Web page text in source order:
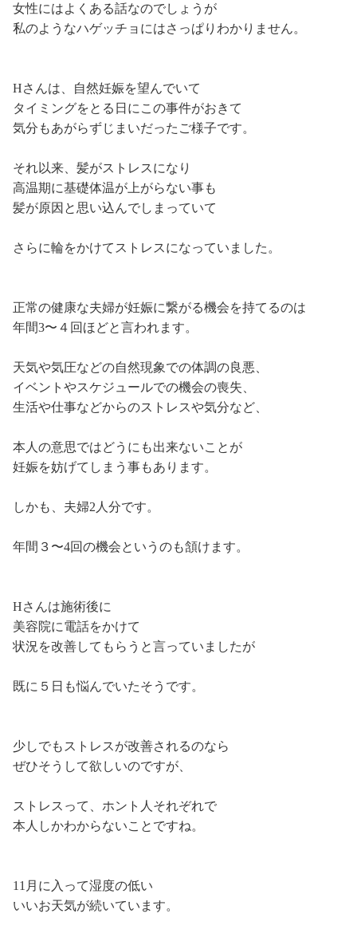
女性にはよくある話なのでしょうが
私のようなハゲッチョにはさっぱりわかりません。
Hさんは、自然妊娠を望んでいて
タイミングをとる日にこの事件がおきて
気分もあがらずじまいだったご様子です。
それ以来、髪がストレスになり
高温期に基礎体温が上がらない事も
髪が原因と思い込んでしまっていて
さらに輪をかけてストレスになっていました。
正常の健康な夫婦が妊娠に繋がる機会を持てるのは
年間3〜４回ほどと言われます。
天気や気圧などの自然現象での体調の良悪、
イベントやスケジュールでの機会の喪失、
生活や仕事などからのストレスや気分など、
本人の意思ではどうにも出来ないことが
妊娠を妨げてしまう事もあります。
しかも、夫婦2人分です。
年間３〜4回の機会というのも頷けます。
Hさんは施術後に
美容院に電話をかけて
状況を改善してもらうと言っていましたが
既に５日も悩んでいたそうです。
少しでもストレスが改善されるのなら
ぜひそうして欲しいのですが、
ストレスって、ホント人それぞれで
本人しかわからないことですね。
11月に入って湿度の低い
いいお天気が続いています。